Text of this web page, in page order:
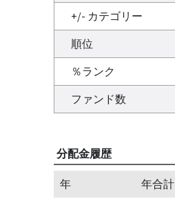
+/- カテゴリー
順位
％ランク
ファンド数
分配金履歴
年 年合計